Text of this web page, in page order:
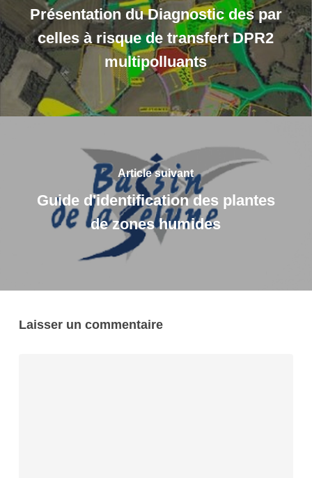
Présentation du Diagnostic des par
celles à risque de transfert DPR2
multipolluants
Article suivant
Guide d'identification des plantes
de zones humides
Laisser un commentaire